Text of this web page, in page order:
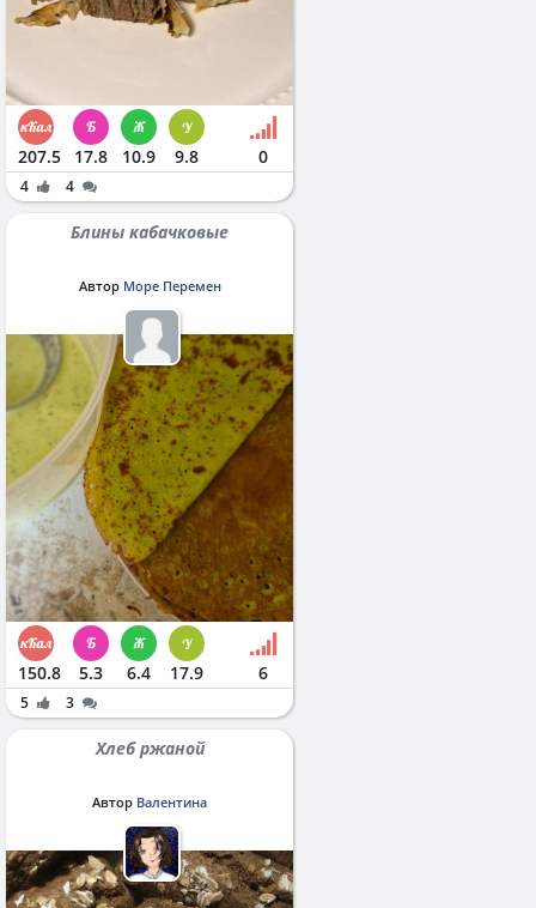
207.5 17.8 10.9 9.8 0
4 4
Блины кабачковые
Автор Море Перемен
150.8 5.3 6.4 17.9 6
5 3
Хлеб ржаной
Автор Валентина